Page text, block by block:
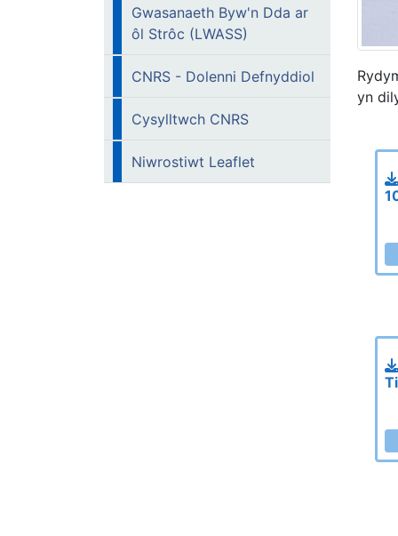
Gwasanaeth Byw'n Dda ar
ôl Strôc (LWASS)
CNRS - Dolenni Defnyddiol
Cysylltwch CNRS
Niwrostiwt Leaflet
yn